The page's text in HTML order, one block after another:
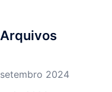
Arquivos
setembro 2024